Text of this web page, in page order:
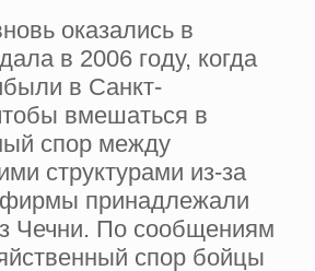
оказались в
в 2006 году, когда
в Санкт-
вмешаться в
спор между
структурами из-за
принадлежали
Чечни. По сообщениям
спор бойцы